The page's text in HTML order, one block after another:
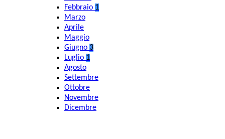
Febbraio 1
Marzo
Aprile
Maggio
Giugno 3
Luglio 1
Agosto
Settembre
Ottobre
Novembre
Dicembre